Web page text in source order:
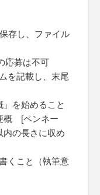
存し、ファイル
応募は不可
を記載し、末尾
を始めること
概 [ペンネー
内の長さに収め
くこと（執筆意